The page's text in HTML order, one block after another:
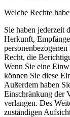
Welche Rechte
Sie haben jederzeit
Herkunft,
Recht, die
Wenn Sie eine
können Sie diese
Außerdem haben
Einschränkung der
verlangen. Des
zuständigen